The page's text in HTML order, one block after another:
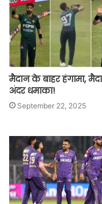
मैदान के बाहर हंगामा,
अंदर धमाका!
September 22, 2025